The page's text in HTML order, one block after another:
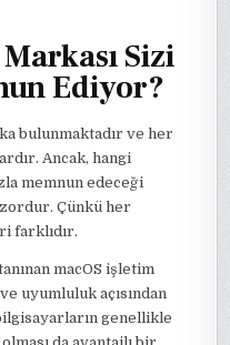
Sizi
Ediyor?
bulunmaktadır ve her
Ancak, hangi
memnun edeceği
Çünkü her
farklıdır.
macOS işletim
uyumluluk açısından
genellikle